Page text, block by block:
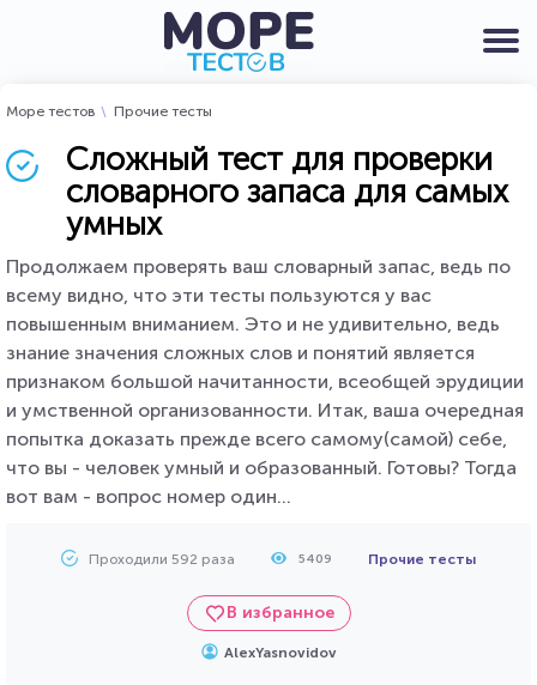
Море тестов Прочие тесты
Сложный тест для проверки
словарного запаса для самых
умных
Продолжаем проверять ваш словарный запас, ведь по
всему видно, что эти тесты пользуются у вас
повышенным вниманием. Это и не удивительно, ведь
знание значения сложных слов и понятий является
признаком большой начитанности, всеобщей эрудиции
и умственной организованности. Итак, ваша очередная
попытка доказать прежде всего самому(самой) себе,
что вы - человек умный и образованный. Готовы? Тогда
вот вам - вопрос номер один...
Проходили 592 раза 5409 Прочие тесты
В избранное
AlexYasnovidov